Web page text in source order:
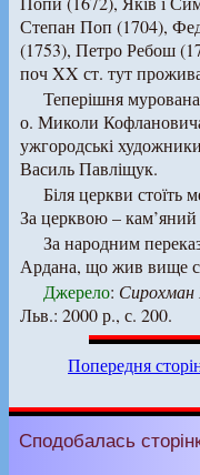
Степан Поп (1704),
(1753), Петро Ребош
поч XX ст. тут
Теперішня мурована
о. Миколи
ужгородські
Василь Павліщук.
Біля церкви стоїть
За церквою –
За народним
Ардана, що жив вище
Джерело:
Льв.: 2000 р., с. 200.
Попередня
Сподобалась